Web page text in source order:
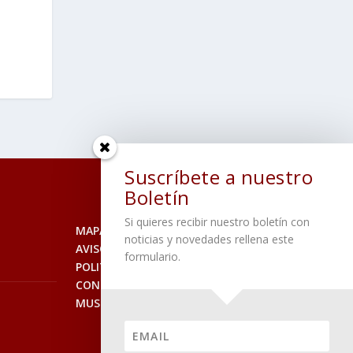
MAPA DEL SITIO
AVISO LEGAL
POLITICA DE PRIVACIDAD
CONTACTO
MUSEO
Suscríbete a nuestro
Boletín
Si quieres recibir nuestro boletín con
noticias y novedades rellena este
formulario.